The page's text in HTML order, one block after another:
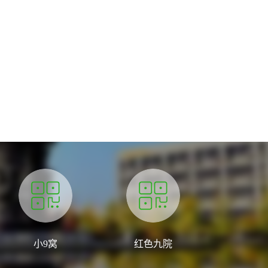
小9窝 红色九院